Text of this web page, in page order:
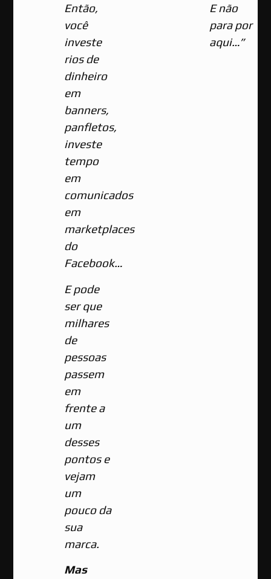
Então,
você
investe
rios de
dinheiro
em
banners,
panfletos,
investe
tempo
em
comunicados
em
marketplaces
do
Facebook…
E pode
ser que
milhares
de
pessoas
passem
em
frente a
um
desses
pontos e
vejam
um
pouco da
sua
marca.
Mas
E não
para por
aqui…”